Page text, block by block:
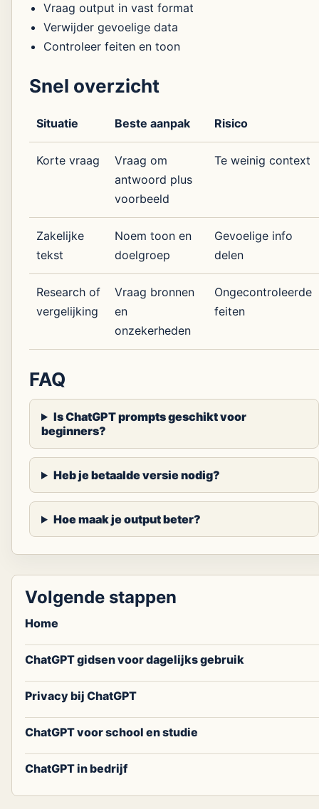
Vraag output in vast format
Verwijder gevoelige data
Controleer feiten en toon
Snel overzicht
Situatie Beste aanpak Risico
Korte vraag
Vraag om
antwoord plus
voorbeeld
Te weinig context
Zakelijke
tekst
Noem toon en
doelgroep
Gevoelige info
delen
Research of
vergelijking
Vraag bronnen
en
onzekerheden
Ongecontroleerde
feiten
FAQ
Is ChatGPT prompts geschikt voor
beginners?
Heb je betaalde versie nodig?
Hoe maak je output beter?
Volgende stappen
Home
ChatGPT gidsen voor dagelijks gebruik
Privacy bij ChatGPT
ChatGPT voor school en studie
ChatGPT in bedrijf